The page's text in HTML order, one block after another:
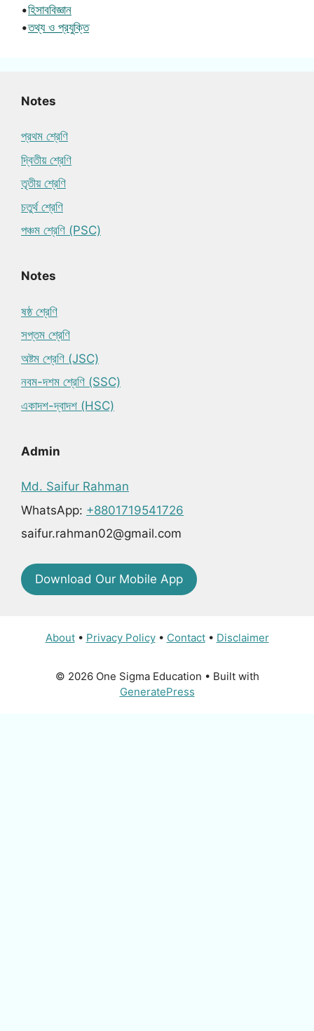
•হিসাববিজ্ঞান
•তথ্য ও প্রযুক্তি
Notes
প্রথম শ্রেণি
দ্বিতীয় শ্রেণি
তৃতীয় শ্রেণি
চতুর্থ শ্রেণি
পঞ্চম শ্রেণি (PSC)
Notes
ষষ্ঠ শ্রেণি
সপ্তম শ্রেণি
অষ্টম শ্রেণি (JSC)
নবম-দশম শ্রেণি (SSC)
একাদশ-দ্বাদশ (HSC)
Admin
Md. Saifur Rahman
WhatsApp: +8801719541726
saifur.rahman02@gmail.com
Download Our Mobile App
About• Privacy Policy• Contact• Disclaimer
© 2026 One Sigma Education • Built with
GeneratePress